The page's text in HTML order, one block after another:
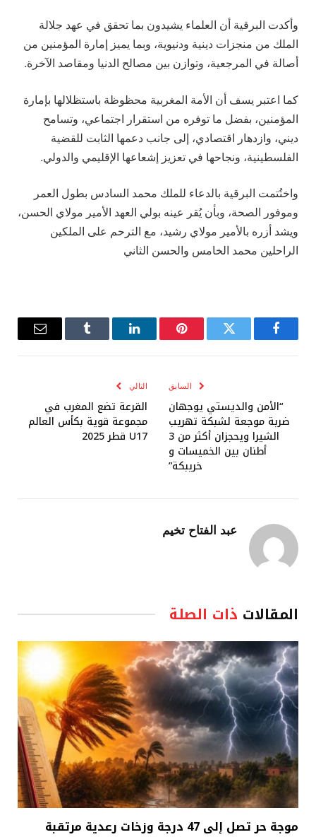
وأكدت البرقية أن العلماء يشيدون بما تحقق في عهد جلالة
الملك من منجزات دينية ودنيوية، وبما يميز إمارة المؤمنين من
أصالة في المرجعية، وتوازن بين مصالح الدنيا ومقاصد الآخرة.
كما اعتبر يسف أن الأمة المغربية محظوظة باستظلالها بإمارة
المؤمنين، بفضل ما توفره من استقرار اجتماعي، وتسامح
ديني، وازدهار اقتصادي، إلى جانب دعمها الثابت للقضية
الفلسطينية، ونجاحها في تعزيز إشعاعها الإقليمي والدولي.
واختُتمت البرقية بالدعاء للملك محمد السادس بطول العمر
وموفور الصحة، وبأن يُقر عينه بولي العهد الأمير مولاي الحسن،
ويشد أزره بالأمير مولاي رشيد، مع الترحم على الملكين
الراحلين محمد الخامس والحسن الثاني
فيسبوك تويتر بينتيريستلينكدإن Tumblr
البريد
السابق
“الأمن والديستي يوجهان
ضربة موجعة لشبكة تهريب
الشيرا ويحجزان أكثر من 3
أطنان بين الخميسات و
خريبكة”
التالي
القرعة تضع المغرب في
مجموعة قوية بكأس العالم
U17 قطر 2025
عبد الفتاح تخيم
المقالات ذات الصلة
موجة حر تصل إلى 47 درجة وزخات رعدية مرتقبة